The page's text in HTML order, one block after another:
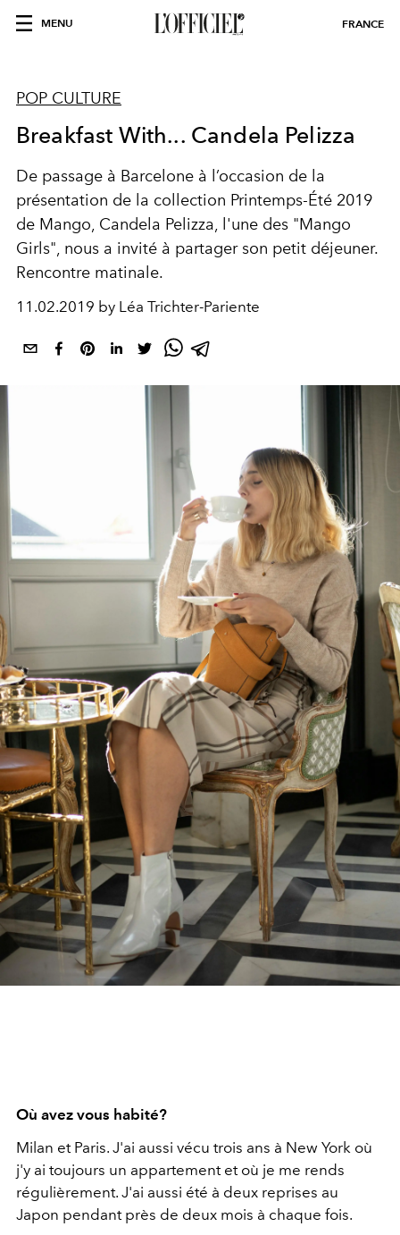
MENU FRANCE
POP CULTURE
Breakfast With... Candela Pelizza
De passage à Barcelone à l’occasion de la
présentation de la collection Printemps-Été 2019
de Mango, Candela Pelizza, l'une des "Mango
Girls", nous a invité à partager son petit déjeuner.
Rencontre matinale.
11.02.2019 by Léa Trichter-Pariente
Où avez vous habité?
Milan et Paris. J'ai aussi vécu trois ans à New York où
j'y ai toujours un appartement et où je me rends
régulièrement. J'ai aussi été à deux reprises au
Japon pendant près de deux mois à chaque fois.